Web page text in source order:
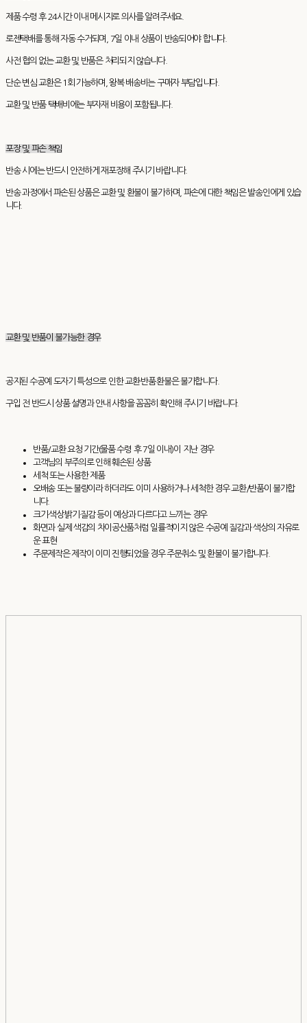
제품 수령 후 24시간 이내 메시지로 의사를 알려주세요.
로젠택배를 통해 자동 수거되며, 7일 이내 상품이 반송되어야 합니다.
사전 협의 없는 교환 및 반품은 처리되지 않습니다.
단순 변심 교환은 1회 가능하며, 왕복 배송비는 구매자 부담입니다.
교환 및 반품 택배비에는 부자재 비용이 포함됩니다.
포장 및 파손 책임
반송 시에는 반드시 안전하게 재포장해 주시기 바랍니다.
반송 과정에서 파손된 상품은 교환 및 환불이 불가하며, 파손에 대한 책임은 발송인에게 있습
니다.
교환 및 반품이 불가능한 경우
공지된 수공예 도자기 특성으로 인한 교환·반품·환불은 불가합니다.
구입 전 반드시 상품 설명과 안내 사항을 꼼꼼히 확인해 주시기 바랍니다.
반품/교환 요청 기간(물품 수령 후 7일 이내)이 지난 경우
고객님의 부주의로 인해 훼손된 상품
세척 또는 사용한 제품
오배송 또는 불량이라 하더라도 이미 사용하거나 세척한 경우 교환/반품이 불가합
니다.
크기·색상·밝기·질감 등이 예상과 다르다고 느끼는 경우
화면과 실제 색감의 차이공산품처럼 일률적이지 않은 수공예 질감과 색상의 자유로
운 표현
주문제작은 제작이 이미 진행되었을 경우 주문취소 및 환불이 불가합니다.